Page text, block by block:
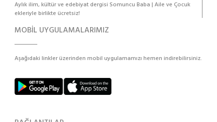
Aylık ilim, kültür ve edebiyat dergisi Somuncu Baba | Aile ve Çocuk
ekleriyle birlikte ücretsiz!
MOBİL UYGULAMALARIMIZ
Aşağıdaki linkler üzerinden mobil uygulamamızı hemen indirebilirsiniz.